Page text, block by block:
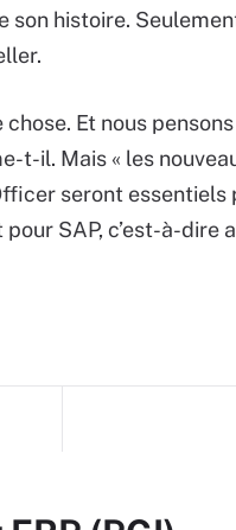
son histoire.
Et nous
t-il. Mais « les
seront essentiels
SAP, c’est-à-dire